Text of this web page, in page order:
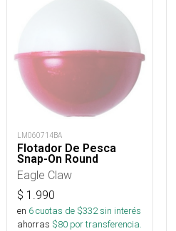
LM060714BA
Flotador De Pesca
Snap-On Round
Eagle Claw
$ 1.990
en 6cuotas de $332sin interés
ahorras $80 por transferencia.